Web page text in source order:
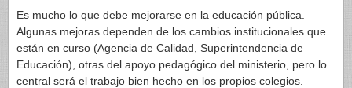
Es mucho lo que debe mejorarse en la educación pública.
Algunas mejoras dependen de los cambios institucionales que
están en curso (Agencia de Calidad, Superintendencia de
Educación), otras del apoyo pedagógico del ministerio, pero lo
central será el trabajo bien hecho en los propios colegios.